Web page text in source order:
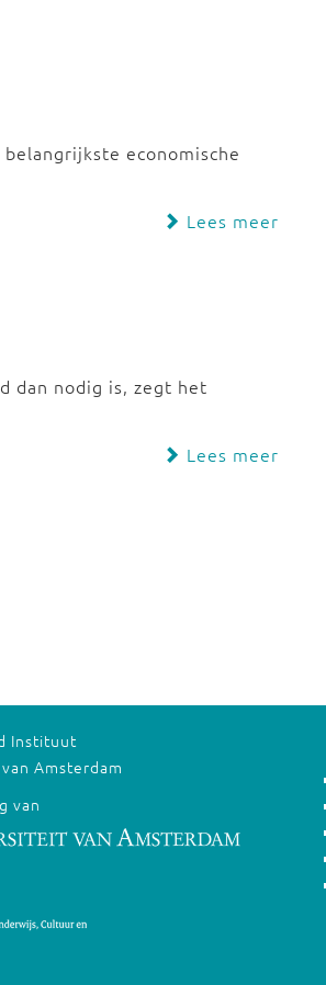
economische
Lees meer
dan nodig is, zegt het
Lees meer
Instituut
Amsterdam
van